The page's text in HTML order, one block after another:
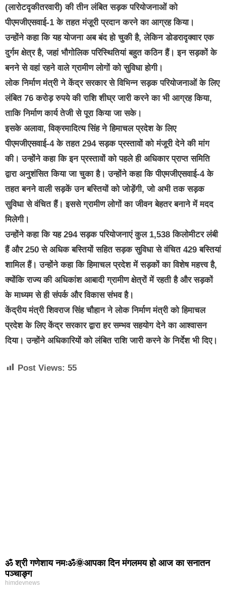
(लारोटदृकीतरवारी) की तीन लंबित सड़क परियोजनाओं को
पीएमजीएसवाई-1 के तहत मंजू़री प्रदान करने का आग्रह किया।
उन्होंने कहा कि यह योजना अब बंद हो चुकी है, लेकिन डोडरादृक्वार एक
दुर्गम क्षेत्र है, जहां भौगोलिक परिस्थितियां बहुत कठिन हैं। इन सड़कों के
बनने से वहां रहने वाले ग्रामीण लोगों को सुविधा होगी।
लोक निर्माण मंत्री ने केंद्र सरकार से विभिन्न सड़क परियोजनाओं के लिए
लंबित 76 करोड़ रुपये की राशि शीघ्र जारी करने का भी आग्रह किया,
ताकि निर्माण कार्य तेजी से पूरा किया जा सके।
इसके अलावा, विक्रमादित्य सिंह ने हिमाचल प्रदेश के लिए
पीएमजीएसवाई-4 के तहत 294 सड़क प्रस्तावों को मंजूरी देने की मांग
की। उन्होंने कहा कि इन प्रस्तावों को पहले ही अधिकार प्राप्त समिति
द्वारा अनुशंसित किया जा चुका है। उन्होंने कहा कि पीएमजीएसवाई-4 के
तहत बनने वाली सड़कें उन बस्तियों को जोड़ेंगी, जो अभी तक सड़क
सुविधा से वंचित हैं। इससे ग्रामीण लोगों का जीवन बेहतर बनाने में मदद
मिलेगी।
उन्होंने कहा कि यह 294 सड़क परियोजनाएं कुल 1,538 किलोमीटर लंबी
हैं और 250 से अधिक बस्तियों सहित सड़क सुविधा से वंचित 429 बस्तियां
शामिल हैं। उन्होंने कहा कि हिमाचल प्रदेश में सड़कों का विशेष महत्त्व है,
क्योंकि राज्य की अधिकांश आबादी ग्रामीण क्षेत्रों में रहती है और सड़कों
के माध्यम से ही संपर्क और विकास संभव है।
केंद्रीय मंत्री शिवराज सिंह चौहान ने लोक निर्माण मंत्री को हिमाचल
प्रदेश के लिए केंद्र सरकार द्वारा हर सम्भव सहयोग देने का आश्वासन
दिया। उन्होंने अधिकारियों को लंबित राशि जारी करने के निर्देश भी दिए।
Post Views: 55
ॐ श्री गणेशाय नमःॐ🌞आपका दिन मंगलमय हो आज का सनातन
पञ्चाङ्ग
himdevnews